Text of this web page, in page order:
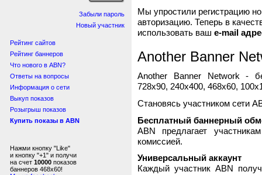
Забыли пароль
Новый участник
Рейтинг сайтов
Рейтинг баннеров
Что нового в ABN?
Ответы на вопросы
Информация о сети
Выкуп показов
Розыгрыш показов
Купить показы в ABN
Нажми кнопку "Like"
и кнопку "+1" и получи
на счет 10000 показов
баннеров 468x60!
Мы упростили регистрацию
авторизацию. Теперь в
использовать ваш e-mail
Another Banner
Another Banner Network -
728x90, 240x400, 468x60,
Становясь участником сети
Бесплатный баннерный
ABN предлагает
комиссией.
Универсальный аккаунт
Каждый участник ABN